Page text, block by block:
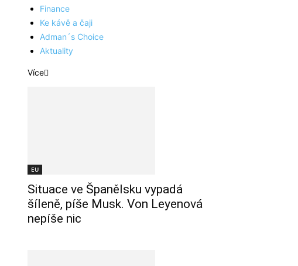
Finance
Ke kávě a čaji
Adman´s Choice
Aktuality
Více
EU
Situace ve Španělsku vypadá
šíleně, píše Musk. Von Leyenová
nepíše nic